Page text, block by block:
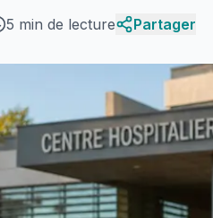
5 min de lecture Partager